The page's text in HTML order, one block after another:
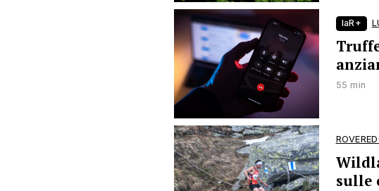
laR+
55 min
sulle